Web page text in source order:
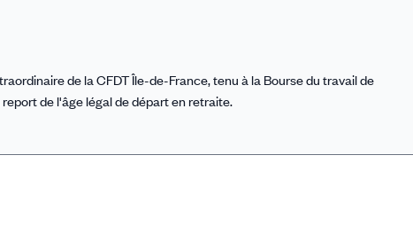
de la CFDT Île-de-France, tenu à la Bourse du travail de
de l'âge légal de départ en retraite.